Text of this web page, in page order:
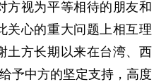
方视为平等相待的朋友和
关心的重大问题上相互理
土方长期以来在台湾、西
予中方的坚定支持，高度